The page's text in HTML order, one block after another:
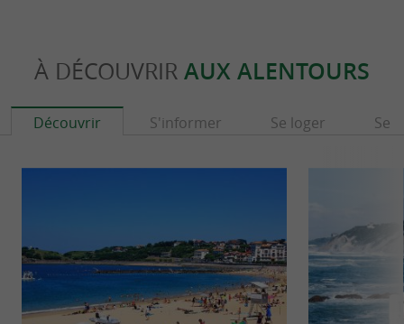
À DÉCOUVRIR AUX ALENTOURS
Découvrir S'informer Se loger Se